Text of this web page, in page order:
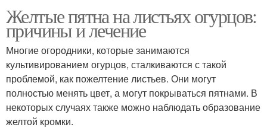
Желтые пятна на листьях огурцов:
причины и лечение
Многие огородники, которые занимаются
культивированием огурцов, сталкиваются с такой
проблемой, как пожелтение листьев. Они могут
полностью менять цвет, а могут покрываться пятнами. В
некоторых случаях также можно наблюдать образование
желтой кромки.